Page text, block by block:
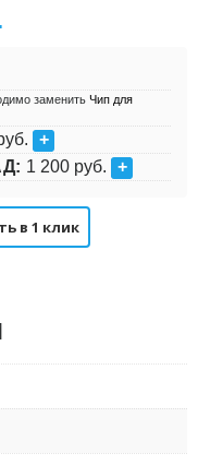
заменить Чип для
+
1 200 руб. +
в 1 клик